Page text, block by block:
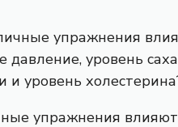
упражнения